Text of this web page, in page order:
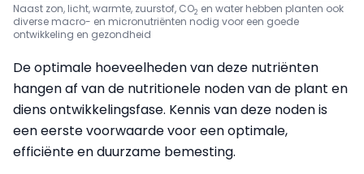
Naast zon, licht, warmte, zuurstof, CO2 en water hebben planten ook
diverse macro- en micronutriënten nodig voor een goede
ontwikkeling en gezondheid
De optimale hoeveelheden van deze nutriënten
hangen af van de nutritionele noden van de plant en
diens ontwikkelingsfase. Kennis van deze noden is
een eerste voorwaarde voor een optimale,
efficiënte en duurzame bemesting.